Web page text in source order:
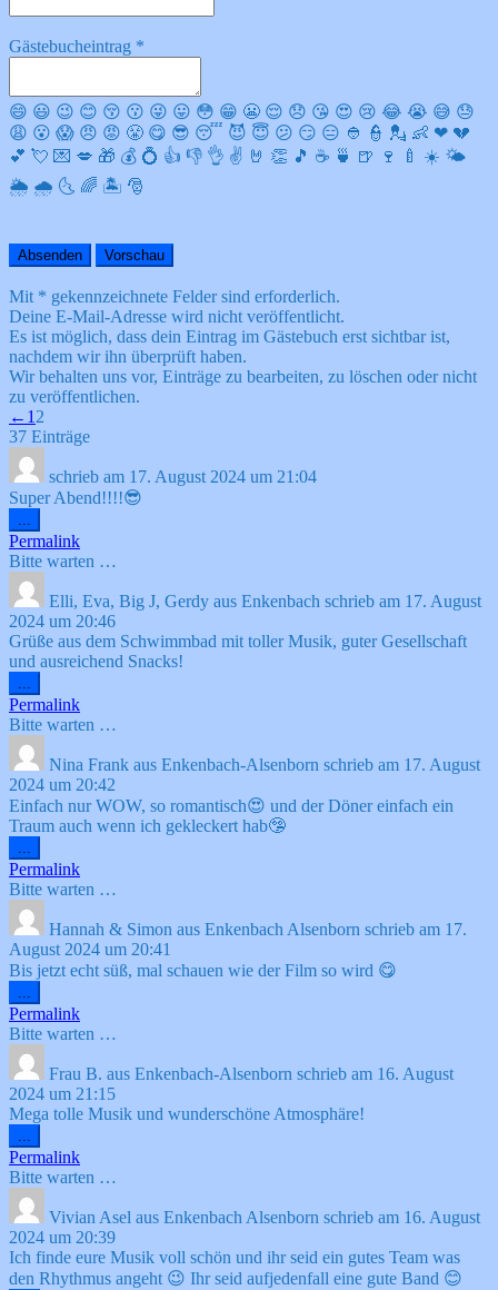
Gästebucheintrag *
😄 😃 😉 😊 😚 😗 😜 😛 😳 😁 😬 😌 😞 😘 😍 😢 😂 😭 😅 😓
😩 😮 😱 😠 😡 😤 😋 😎 😴 😈 😇 😕 😏 😑 👲 👮 💂 👶 ❤ 💔
💕 💘 💌 💋 🎁 💰 💍 👍 👎 👌 ✌️ 🤘 👏 🎵 ☕️ 🍵 🍺 🍷 🍼 ☀️ 🌤
🌦 🌧 🌜 🌈 🏝 🎅
Mit * gekennzeichnete Felder sind erforderlich.
Deine E-Mail-Adresse wird nicht veröffentlicht.
Es ist möglich, dass dein Eintrag im Gästebuch erst sichtbar ist,
nachdem wir ihn überprüft haben.
Wir behalten uns vor, Einträge zu bearbeiten, zu löschen oder nicht
zu veröffentlichen.
Navigation
der
Gästebuchliste
← 1 2
37 Einträge
schrieb am 17. August 2024 um 21:04
Super Abend!!!!😎
...
Metabox
ein-/ausblenden.
Permalink
Bitte warten …
Elli, Eva, Big J, Gerdy aus Enkenbach schrieb am 17. August
2024 um 20:46
Grüße aus dem Schwimmbad mit toller Musik, guter Gesellschaft
und ausreichend Snacks!
...
Metabox
ein-/ausblenden.
Permalink
Bitte warten …
Nina Frank aus Enkenbach-Alsenborn schrieb am 17. August
2024 um 20:42
Einfach nur WOW, so romantisch😍 und der Döner einfach ein
Traum auch wenn ich gekleckert hab🤥
...
Metabox
ein-/ausblenden.
Permalink
Bitte warten …
Hannah & Simon aus Enkenbach Alsenborn schrieb am 17.
August 2024 um 20:41
Bis jetzt echt süß, mal schauen wie der Film so wird 😋
...
Metabox
ein-/ausblenden.
Permalink
Bitte warten …
Frau B. aus Enkenbach-Alsenborn schrieb am 16. August
2024 um 21:15
Mega tolle Musik und wunderschöne Atmosphäre!
...
Metabox
ein-/ausblenden.
Permalink
Bitte warten …
Vivian Asel aus Enkenbach Alsenborn schrieb am 16. August
2024 um 20:39
Ich finde eure Musik voll schön und ihr seid ein gutes Team was
den Rhythmus angeht 😉 Ihr seid aufjedenfall eine gute Band 😊